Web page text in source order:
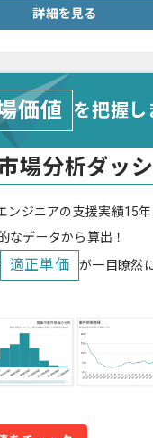
詳細を見る
価値 を把握
場分析ダッ
ンジニアの支援実績15
なデータから算出！
適正単価 が一目瞭然